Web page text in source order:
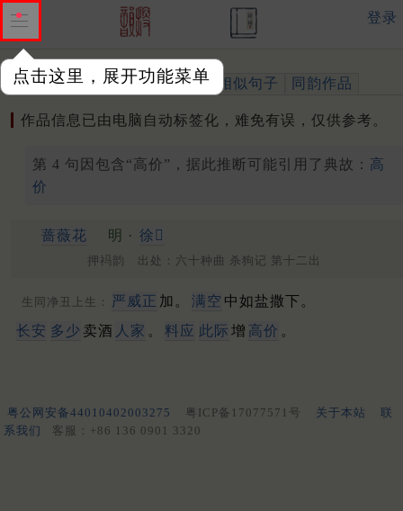
点击这里，展开功能菜单
登录
作品 标注四声 出处、引用 相似句子 同韵作品
作品信息已由电脑自动标签化，难免有误，仅供参考。
第 4 句因包含“高价”，据此推断可能引用了典故： 高
价
蔷薇花 明 · 徐𤱻
押祃韵 出处：六十种曲 杀狗记 第十二出
生同净丑上生： 严 威正 加。 满空 中如盐撒下。
长安 多少 卖酒 人家 。 料应 此际 增 高价 。
粤公网安备44010402003275 粤ICP备17077571号 关于本站
联
系我们
客服：+86 136 0901 3320